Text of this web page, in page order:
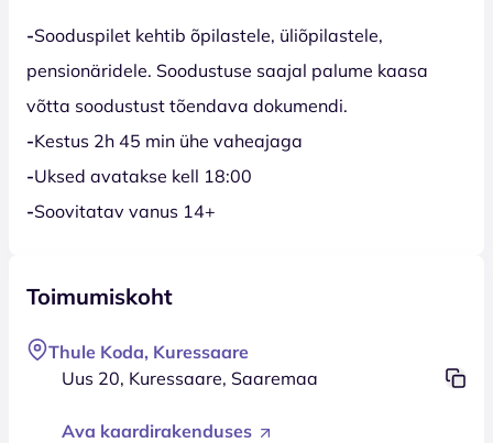
-Sooduspilet kehtib õpilastele, üliõpilastele,
pensionäridele. Soodustuse saajal palume kaasa
võtta soodustust tõendava dokumendi.
-Kestus 2h 45 min ühe vaheajaga
-Uksed avatakse kell 18:00
-Soovitatav vanus 14+
Toimumiskoht
Thule Koda, Kuressaare
Uus 20, Kuressaare, Saaremaa
Ava kaardirakenduses